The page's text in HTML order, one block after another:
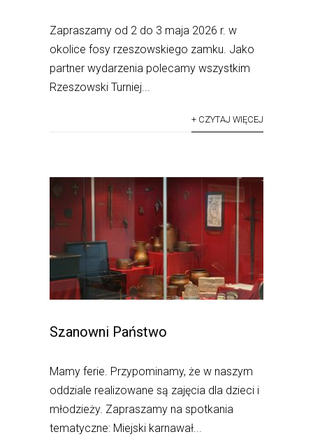
Zapraszamy od 2 do 3 maja 2026 r. w
okolice fosy rzeszowskiego zamku. Jako
partner wydarzenia polecamy wszystkim
Rzeszowski Turniej...
+ CZYTAJ WIĘCEJ
Szanowni Państwo
Mamy ferie. Przypominamy, że w naszym
oddziale realizowane są zajęcia dla dzieci i
młodzieży. Zapraszamy na spotkania
tematyczne: Miejski karnawał...